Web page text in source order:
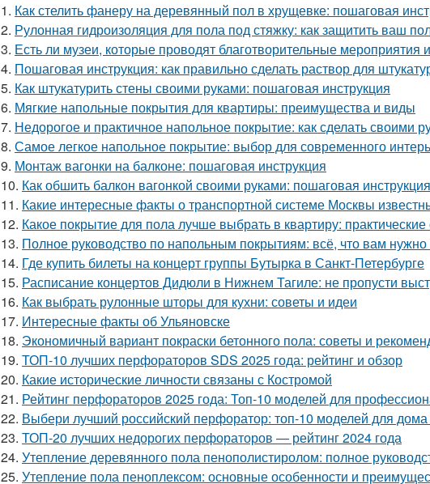
1. Как стелить фанеру на деревянный пол в хрущевке: пошаговая
2. Рулонная гидроизоляция для пола под стяжку: как защитить ваш
3. Есть ли музеи, которые проводят благотворительные мероприятия
4. Пошаговая инструкция: как правильно сделать раствор для
5. Как штукатурить стены своими руками: пошаговая инструкция
6. Мягкие напольные покрытия для квартиры: преимущества и виды
7. Недорогое и практичное напольное покрытие: как сделать своими
8. Самое легкое напольное покрытие: выбор для современного
9. Монтаж вагонки на балконе: пошаговая инструкция
10. Как обшить балкон вагонкой своими руками: пошаговая инструкция
11. Какие интересные факты о транспортной системе Москвы
12. Какое покрытие для пола лучше выбрать в квартиру:
13. Полное руководство по напольным покрытиям: всё, что вам нужно
14. Где купить билеты на концерт группы Бутырка в Санкт-Петербурге
15. Расписание концертов Дидюли в Нижнем Тагиле: не пропусти
16. Как выбрать рулонные шторы для кухни: советы и идеи
17. Интересные факты об Ульяновске
18. Экономичный вариант покраски бетонного пола: советы и
19. ТОП-10 лучших перфораторов SDS 2025 года: рейтинг и обзор
20. Какие исторические личности связаны с Костромой
21. Рейтинг перфораторов 2025 года: Топ-10 моделей для
22. Выбери лучший российский перфоратор: топ-10 моделей для дома
23. ТОП-20 лучших недорогих перфораторов — рейтинг 2024 года
24. Утепление деревянного пола пенополистиролом: полное
25. Утепление пола пеноплексом: основные особенности и